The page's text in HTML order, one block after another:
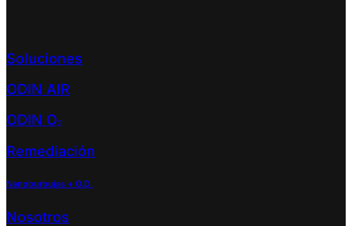
Soluciones
ODIN AIR
ODIN O₂
Remediación
Nanoburbujas + O.D.
Nosotros